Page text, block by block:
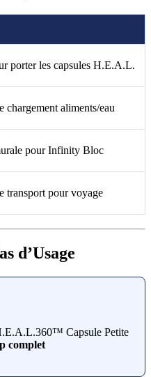
porter les capsules H.E.A.L.
chargement aliments/eau
pour Infinity Bloc
transport pour voyage
d’Usage
Capsule Petite
complet